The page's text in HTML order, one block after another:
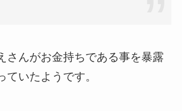
さんがお金持ちである事を暴露
ていたようです。